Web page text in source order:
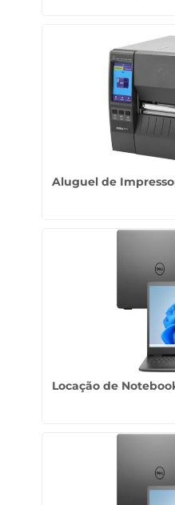
Aluguel de
Locação de